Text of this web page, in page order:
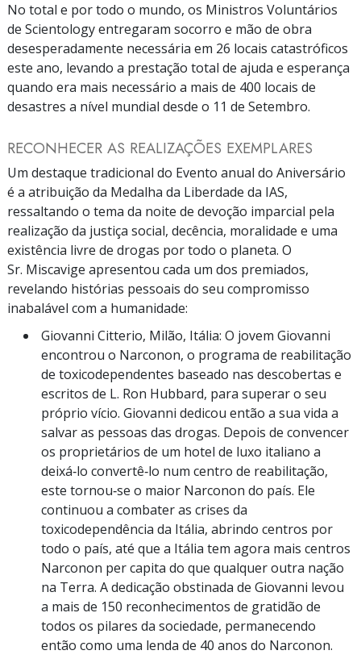
No total e por todo o mundo, os Ministros Voluntários
de Scientology entregaram socorro e mão de obra
desesperadamente necessária em 26 locais catastróficos
este ano, levando a prestação total de ajuda e esperança
quando era mais necessário a mais de 400 locais de
desastres a nível mundial desde o 11 de Setembro.
RECONHECER AS REALIZAÇÕES EXEMPLARES
Um destaque tradicional do Evento anual do Aniversário
é a atribuição da Medalha da Liberdade da IAS,
ressaltando o tema da noite de devoção imparcial pela
realização da justiça social, decência, moralidade e uma
existência livre de drogas por todo o planeta. O
Sr. Miscavige apresentou cada um dos premiados,
revelando histórias pessoais do seu compromisso
inabalável com a humanidade:
Giovanni Citterio, Milão, Itália: O jovem Giovanni
encontrou o Narconon, o programa de reabilitação
de toxicodependentes baseado nas descobertas e
escritos de L. Ron Hubbard, para superar o seu
próprio vício. Giovanni dedicou então a sua vida a
salvar as pessoas das drogas. Depois de convencer
os proprietários de um hotel de luxo italiano a
deixá‑lo convertê‑lo num centro de reabilitação,
este tornou‑se o maior Narconon do país. Ele
continuou a combater as crises da
toxicodependência da Itália, abrindo centros por
todo o país, até que a Itália tem agora mais centros
Narconon per capita do que qualquer outra nação
na Terra. A dedicação obstinada de Giovanni levou
a mais de 150 reconhecimentos de gratidão de
todos os pilares da sociedade, permanecendo
então como uma lenda de 40 anos do Narconon.